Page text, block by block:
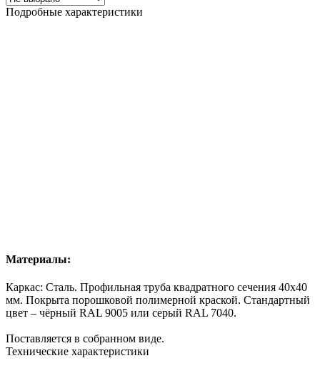
Подробные характеристики
Материалы:
Каркас: Сталь. Профильная труба квадратного сечения 40х40
мм. Покрыта порошковой полимерной краской. Стандартный
цвет – чёрный RAL 9005 или серый RAL 7040.
Поставляется в собранном виде.
Технические характеристики